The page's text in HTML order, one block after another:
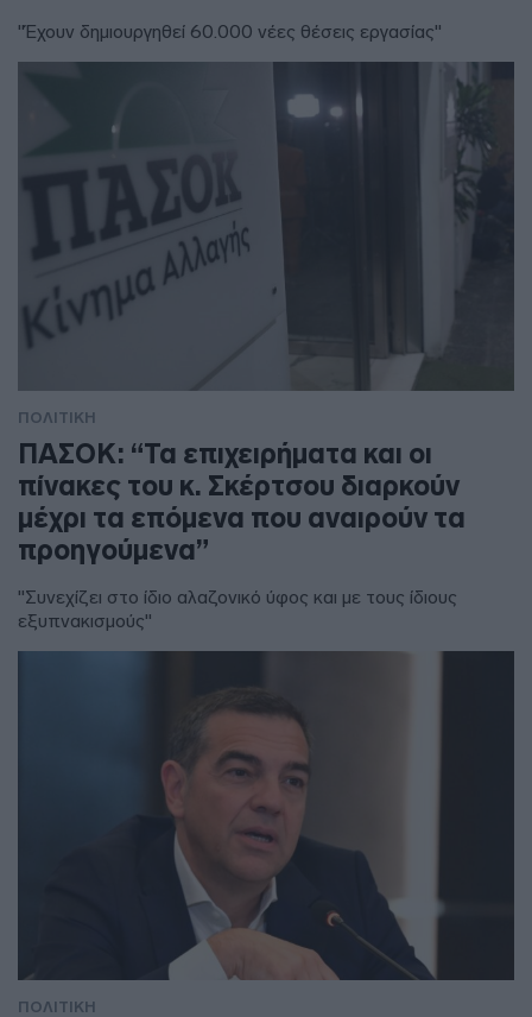
"Έχουν δημιουργηθεί 60.000 νέες θέσεις εργασίας"
ΠΟΛΙΤΙΚΗ
ΠΑΣΟΚ: “Τα επιχειρήματα και οι
πίνακες του κ. Σκέρτσου διαρκούν
μέχρι τα επόμενα που αναιρούν τα
προηγούμενα”
"Συνεχίζει στο ίδιο αλαζονικό ύφος και με τους ίδιους
εξυπνακισμούς"
ΠΟΛΙΤΙΚΗ